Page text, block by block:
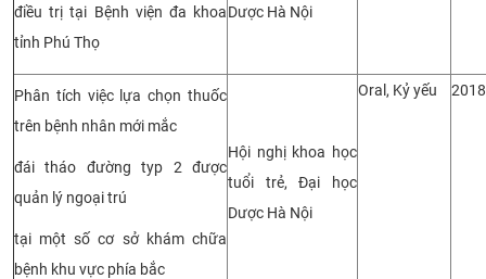
điều trị tại Bệnh viện đa khoa
tỉnh Phú Thọ
Dược Hà Nội
Phân tích việc lựa chọn thuốc
trên bệnh nhân mới mắc
đái tháo đường typ 2 được
quản lý ngoại trú
tại một số cơ sở khám chữa
bệnh khu vực phía bắc
Hội nghị khoa học
tuổi trẻ, Đại học
Dược Hà Nội
Oral, Kỷ yếu 2018